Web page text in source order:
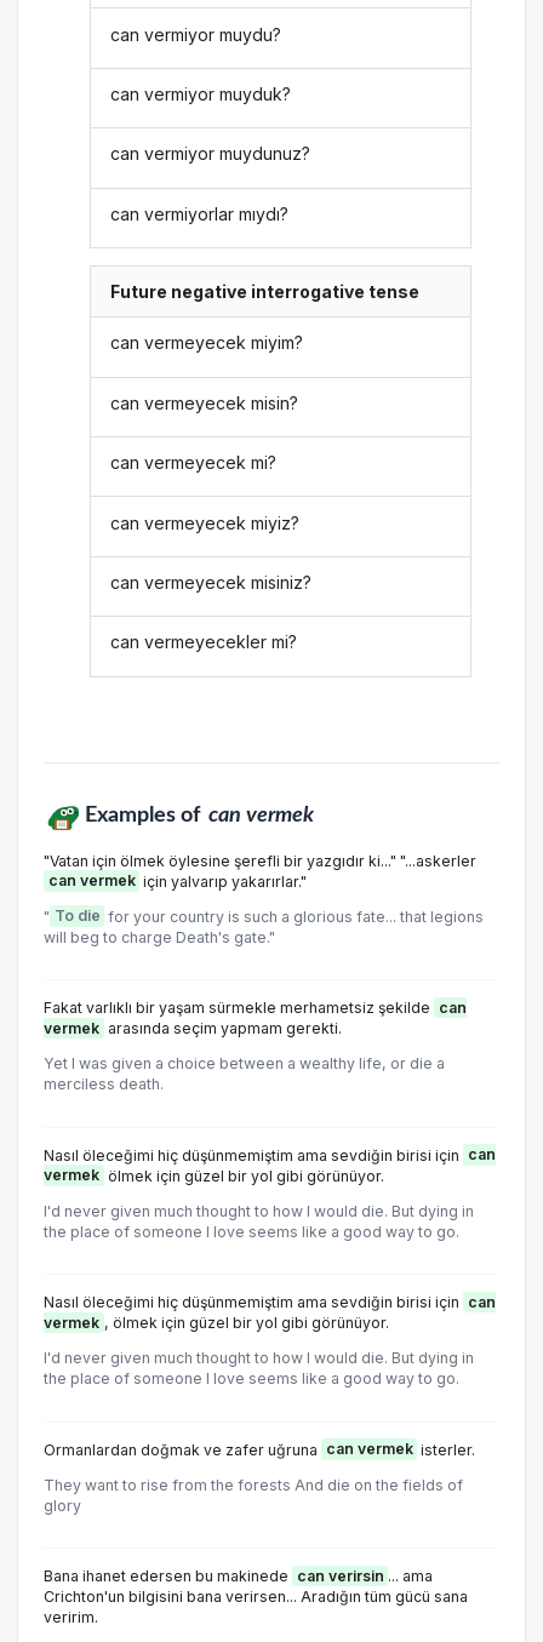
can vermiyor muydu?
can vermiyor muyduk?
can vermiyor muydunuz?
can vermiyorlar mıydı?
Future negative interrogative tense
can vermeyecek miyim?
can vermeyecek misin?
can vermeyecek mi?
can vermeyecek miyiz?
can vermeyecek misiniz?
can vermeyecekler mi?
Examples of can vermek
"Vatan için ölmek öylesine şerefli bir yazgıdır ki..." "...askerler
can vermek için yalvarıp yakarırlar."
" To die for your country is such a glorious fate... that legions
will beg to charge Death's gate."
Fakat varlıklı bir yaşam sürmekle merhametsiz şekilde can
vermek arasında seçim yapmam gerekti.
Yet I was given a choice between a wealthy life, or die a
merciless death.
Nasıl öleceğimi hiç düşünmemiştim ama sevdiğin birisi için can
vermek ölmek için güzel bir yol gibi görünüyor.
I'd never given much thought to how I would die. But dying in
the place of someone I love seems like a good way to go.
Nasıl öleceğimi hiç düşünmemiştim ama sevdiğin birisi için can
vermek , ölmek için güzel bir yol gibi görünüyor.
I'd never given much thought to how I would die. But dying in
the place of someone I love seems like a good way to go.
Ormanlardan doğmak ve zafer uğruna can vermek isterler.
They want to rise from the forests And die on the fields of
glory
Bana ihanet edersen bu makinede can verirsin ... ama
Crichton'un bilgisini bana verirsen... Aradığın tüm gücü sana
veririm.